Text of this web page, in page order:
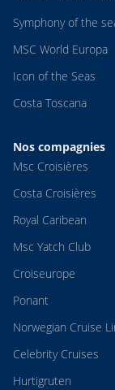
Symphony of the
MSC World Europa
Icon of the Seas
Costa Toscana
Nos compagnies
Msc Croisières
Costa Croisières
Royal Caribean
Msc Yatch Club
Croiseurope
Ponant
Norwegian Cruise
Celebrity Cruises
Hurtigruten